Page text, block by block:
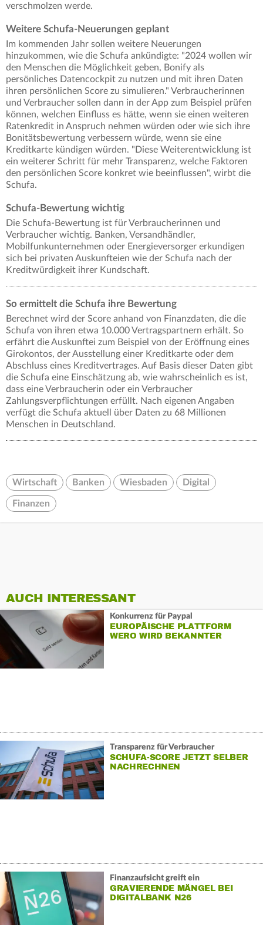
verschmolzen werde.
Weitere Schufa-Neuerungen geplant
Im kommenden Jahr sollen weitere Neuerungen
hinzukommen, wie die Schufa ankündigte: "2024 wollen wir
den Menschen die Möglichkeit geben, Bonify als
persönliches Datencockpit zu nutzen und mit ihren Daten
ihren persönlichen Score zu simulieren." Verbraucherinnen
und Verbraucher sollen dann in der App zum Beispiel prüfen
können, welchen Einfluss es hätte, wenn sie einen weiteren
Ratenkredit in Anspruch nehmen würden oder wie sich ihre
Bonitätsbewertung verbessern würde, wenn sie eine
Kreditkarte kündigen würden. "Diese Weiterentwicklung ist
ein weiterer Schritt für mehr Transparenz, welche Faktoren
den persönlichen Score konkret wie beeinflussen", wirbt die
Schufa.
Schufa-Bewertung wichtig
Die Schufa-Bewertung ist für Verbraucherinnen und
Verbraucher wichtig. Banken, Versandhändler,
Mobilfunkunternehmen oder Energieversorger erkundigen
sich bei privaten Auskunfteien wie der Schufa nach der
Kreditwürdigkeit ihrer Kundschaft.
So ermittelt die Schufa ihre Bewertung
Berechnet wird der Score anhand von Finanzdaten, die die
Schufa von ihren etwa 10.000 Vertragspartnern erhält. So
erfährt die Auskunftei zum Beispiel von der Eröffnung eines
Girokontos, der Ausstellung einer Kreditkarte oder dem
Abschluss eines Kreditvertrages. Auf Basis dieser Daten gibt
die Schufa eine Einschätzung ab, wie wahrscheinlich es ist,
dass eine Verbraucherin oder ein Verbraucher
Zahlungsverpflichtungen erfüllt. Nach eigenen Angaben
verfügt die Schufa aktuell über Daten zu 68 Millionen
Menschen in Deutschland.
Wirtschaft Banken Wiesbaden Digital
Finanzen
AUCH INTERESSANT
Konkurrenz für Paypal
EUROPÄISCHE PLATTFORM
WERO WIRD BEKANNTER
Transparenz für Verbraucher
SCHUFA-SCORE JETZT SELBER
NACHRECHNEN
Finanzaufsicht greift ein
GRAVIERENDE MÄNGEL BEI
DIGITALBANK N26